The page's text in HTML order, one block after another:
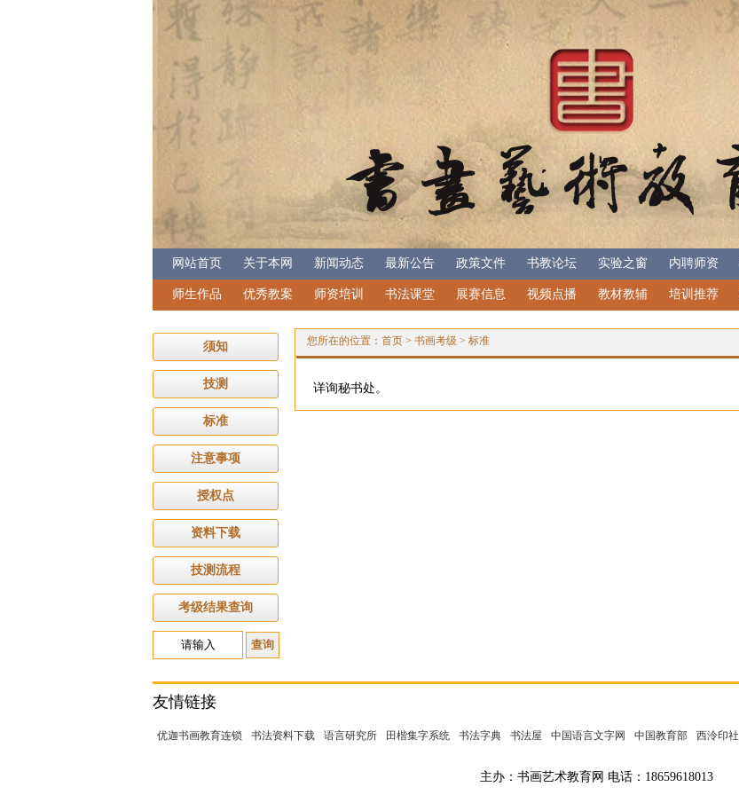
网站首页 关于本网 新闻动态 最新公告 政策文件 书教论坛 实验之窗 内聘师资
师生作品 优秀教案 师资培训 书法课堂 展赛信息 视频点播 教材教辅 培训推荐
须知
技测
标准
注意事项
授权点
资料下载
技测流程
考级结果查询
您所在的位置： 首页 > 书画考级 > 标准
详询秘书处。
友情链接
优迦书画教育连锁 书法资料下载 语言研究所 田楷集字系统 书法字典 书法屋 中国语言文字网 中国教育部 西泠印社
主办：书画艺术教育网 电话：18659618013